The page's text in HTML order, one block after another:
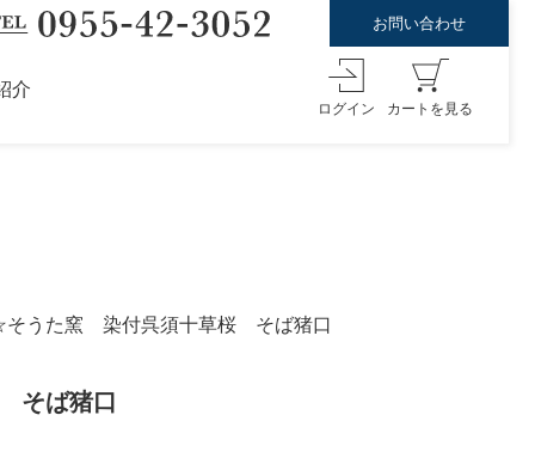
お問い合わせ
介
ログイン カートを見る
そうた窯 染付呉須十草桜 そば猪口
そば猪口